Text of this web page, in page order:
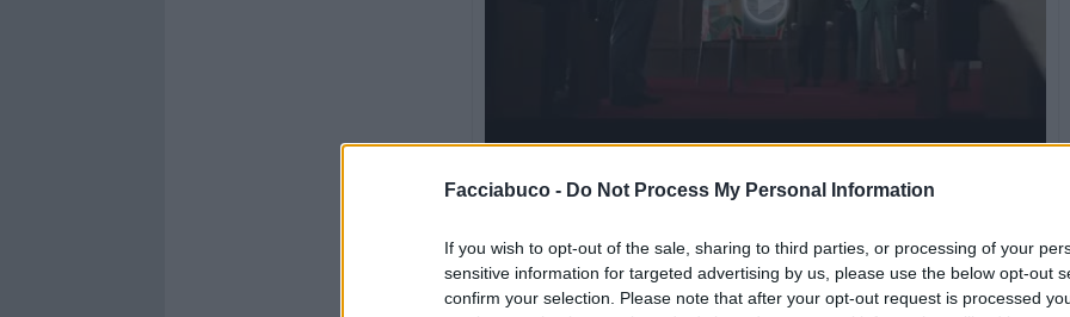
Facciabuco - Do Not Process My Personal Information
If you wish to opt-out of the sale, sharing to third parties, or processing of your
sensitive information for targeted advertising by us, please use the below opt-out
confirm your selection. Please note that after your opt-out request is processed
Ti stimo fratello Link  Salva